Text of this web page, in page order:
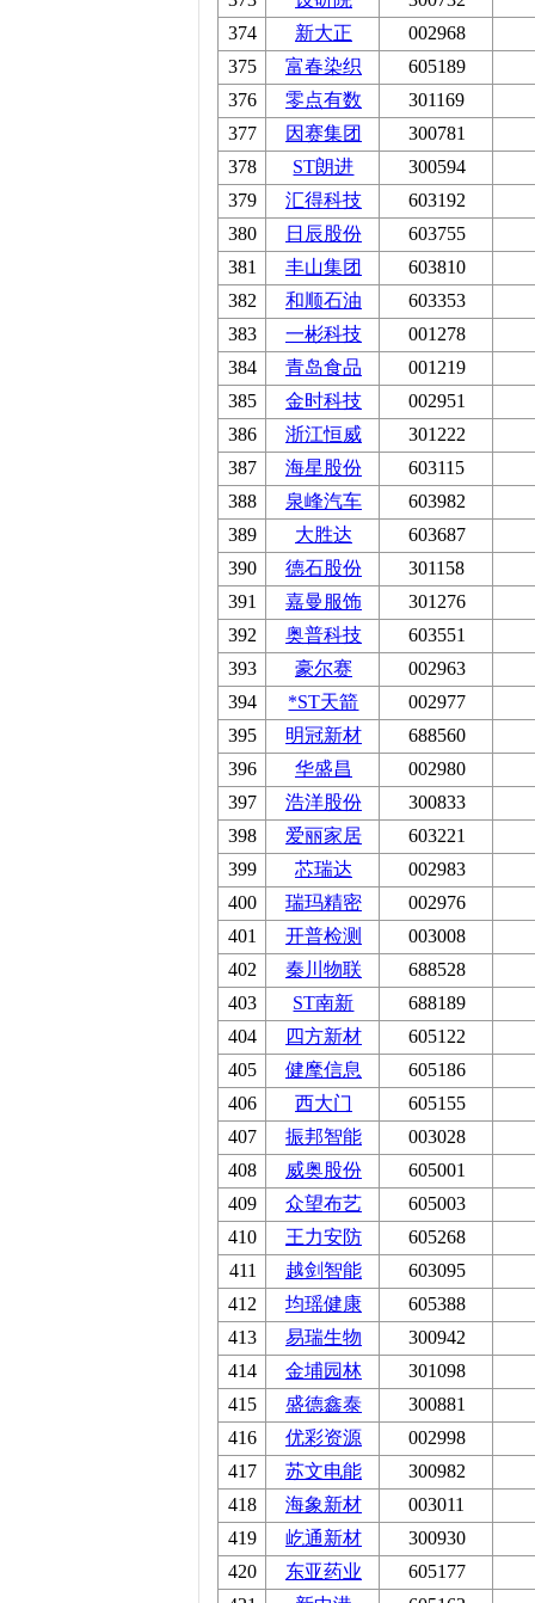
374
新大正
002968
375
富春染织
605189
376
零点有数
301169
377
因赛集团
300781
378
ST朗进
300594
379
汇得科技
603192
380
日辰股份
603755
381
丰山集团
603810
382
和顺石油
603353
383
一彬科技
001278
384
青岛食品
001219
385
金时科技
002951
386
浙江恒威
301222
387
海星股份
603115
388
泉峰汽车
603982
389
大胜达
603687
390
德石股份
301158
391
嘉曼服饰
301276
392
奥普科技
603551
393
豪尔赛
002963
394
*ST天箭
002977
395
明冠新材
688560
396
华盛昌
002980
397
浩洋股份
300833
398
爱丽家居
603221
399
芯瑞达
002983
400
瑞玛精密
002976
401
开普检测
003008
402
秦川物联
688528
403
ST南新
688189
404
四方新材
605122
405
健麾信息
605186
406
西大门
605155
407
振邦智能
003028
408
威奥股份
605001
409
众望布艺
605003
410
王力安防
605268
411
越剑智能
603095
412
均瑶健康
605388
413
易瑞生物
300942
414
金埔园林
301098
415
盛德鑫泰
300881
416
优彩资源
002998
417
苏文电能
300982
418
海象新材
003011
419
屹通新材
300930
420
东亚药业
605177